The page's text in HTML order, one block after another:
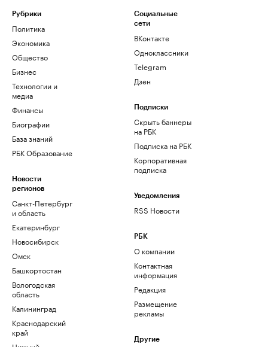
Рубрики
Политика
Экономика
Общество
Бизнес
Технологии и
медиа
Финансы
Биографии
База знаний
РБК Образование
Новости
регионов
Санкт-Петербург
и область
Екатеринбург
Новосибирск
Омск
Башкортостан
Вологодская
область
Калининград
Краснодарский
край
Социальные
сети
ВКонтакте
Одноклассники
Telegram
Дзен
Подписки
Скрыть баннеры
на РБК
Подписка на РБК
Корпоративная
подписка
Уведомления
RSS Новости
РБК
О компании
Контактная
информация
Редакция
Размещение
рекламы
Другие